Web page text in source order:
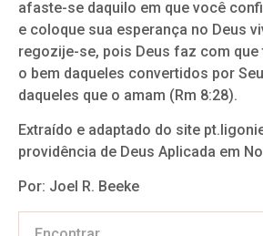
afaste-se daquilo em que você
e coloque sua esperança no Deus
regozije-se, pois Deus faz com que
o bem daqueles convertidos por
daqueles que o amam (Rm 8:28).
Extraído e adaptado do site
providência de Deus Aplicada em
Por: Joel R. Beeke